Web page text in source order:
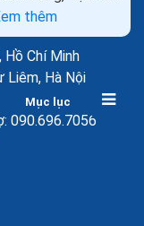
Mục lục
mang lại hiệu
kinh doanh...
thêm
Hồ Chí Minh
Liêm, Hà Nội
090.696.7056